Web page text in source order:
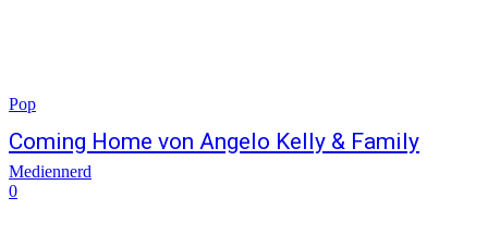
Pop
Coming Home von Angelo Kelly & Family
Mediennerd
0